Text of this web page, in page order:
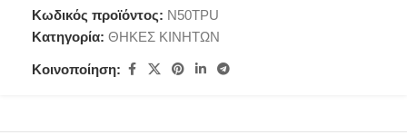
Κωδικός προϊόντος: N50TPU
Κατηγορία: ΘΗΚΕΣ ΚΙΝΗΤΩΝ
Κοινοποίηση: